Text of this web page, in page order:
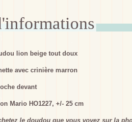
lion beige tout doux
avec crinière marron
devant
Mario HO1227, +/- 25 cm
le doudou que vous voyez sur la